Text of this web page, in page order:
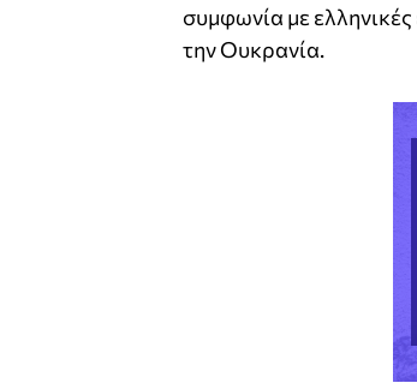
συμφωνία με
την Ουκρανία.